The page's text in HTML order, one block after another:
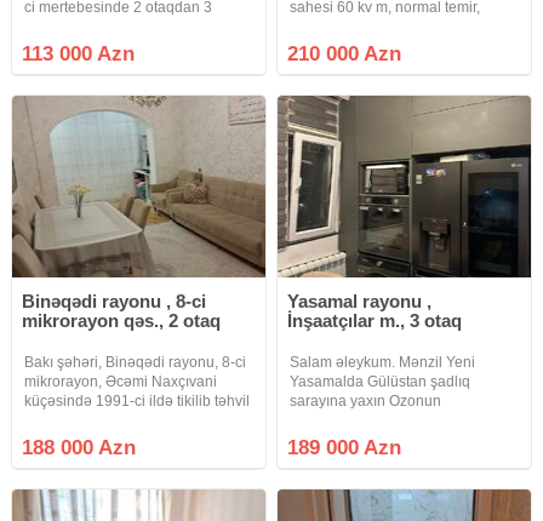
ci mertebesinde 2 otaqdan 3
cixdi.Leninqrad Layihelidir.Orta
blokdur.Qaz su isiq daimidir.isitme
113 000 Azn
sahesi 60 kv m, normal temir,
blok, metbex 10kv m, hamam
kafelde, alıb icareye vermek olar
210 000 Azn
Binəqədi rayonu , 8-ci
mikrorayon qəs., 2 otaq
Bakı şəhəri, Binəqədi rayonu, 8-ci
mikrorayon, Əcəmi Naxçıvani
küçəsində 1991-ci ildə tikilib təhvil
bloklu 12 mərtəbəli binanin 8-ci
mərtəbəsində yenicə təmir
188 000 Azn
Yasamal rayonu ,
İnşaatçılar m., 3 otaq
Salam əleykum. Mənzil Yeni
Yasamalda Gülüstan şadlıq
sarayına yaxın Ozonun
yerləşir. 2 otaqdan 3 otaqa
düzəlmiş və 83kv.m-dir. Sənədlər
İpotekaya
189 000 Azn